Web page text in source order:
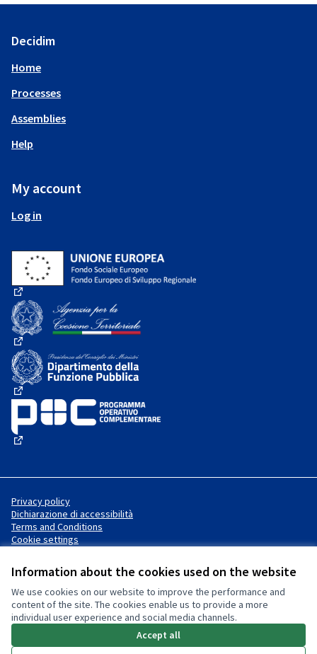
Information about the cookies used on the website
We use cookies on our website to improve the performance and
content of the site. The cookies enable us to provide a more
individual user experience and social media channels.
Accept all
Decidim
Home
Processes
Assemblies
Help
My account
Log in
(External link)
(External link)
(External link)
Privacy policy
Dichiarazione di accessibilità
Terms and Conditions
Cookie settings
Creative Commons License
(External link)Website made withfree software
(External link)
.